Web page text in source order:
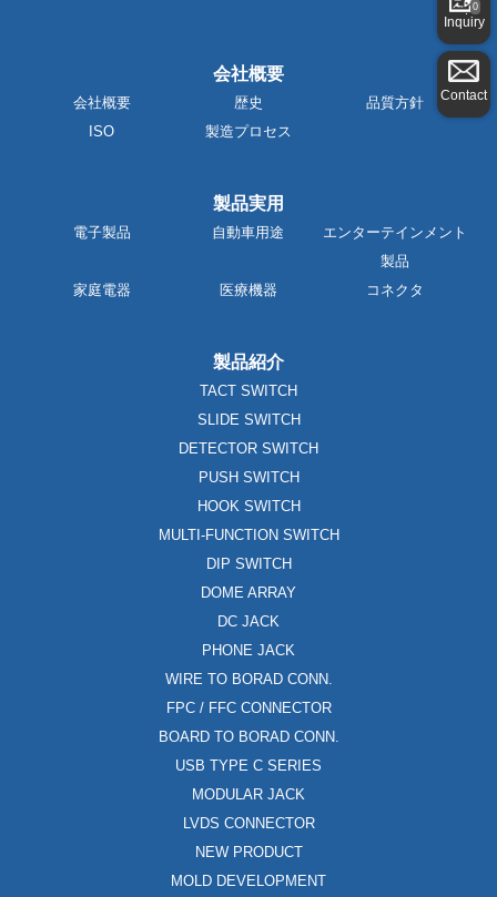
0
Inquiry
Contact
会社概要
会社概要 歴史
品質方針
ISO
製造プロセス
製品実用
電子製品 自動車用途
エンターテインメント
製品
家庭電器
医療機器 コネクタ
製品紹介
TACT SWITCH
SLIDE SWITCH
DETECTOR SWITCH
PUSH SWITCH
HOOK SWITCH
MULTI-FUNCTION SWITCH
DIP SWITCH
DOME ARRAY
DC JACK
PHONE JACK
WIRE TO BORAD CONN.
FPC / FFC CONNECTOR
BOARD TO BORAD CONN.
USB TYPE C SERIES
MODULAR JACK
LVDS CONNECTOR
NEW PRODUCT
MOLD DEVELOPMENT